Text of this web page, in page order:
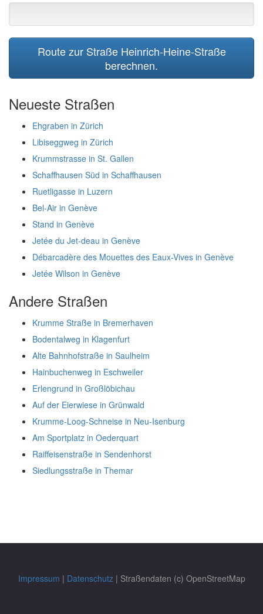
Route zur Straße Heinrich-Heine-Straße
berechnen.
Neueste Straßen
Ehgraben in Zürich
Libiseggweg in Zürich
Krummstrasse in St. Gallen
Schaffhausen Süd in Schaffhausen
Ruetligasse in Luzern
Bel-Air in Genève
Stand in Genève
Jetée du Jet-deau in Genève
Débarcadère des Mouettes des Eaux-Vives in Genève
Jetée Wilson in Genève
Andere Straßen
Krumme Straße in Bremerhaven
Bodentalweg in Klagenfurt
Alte Bahnhofstraße in Saulheim
Hainbuchenweg in Eschweiler
Erlengrund in Großlöbichau
Auf der Eierwiese in Grünwald
Krumme-Loog-Schneise in Neu-Isenburg
Am Sportplatz in Oederquart
Raiffeisenstraße in Sendenhorst
Siedlungsstraße in Themar
Impressum | Datenschutz| Straßendaten (c) OpenStreetMap